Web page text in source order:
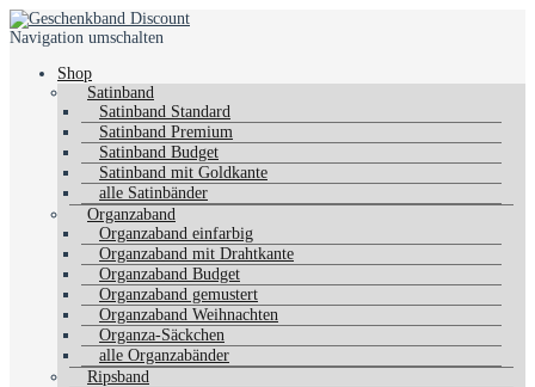
Navigation umschalten
Shop
Satinband
Satinband Standard
Satinband Premium
Satinband Budget
Satinband mit Goldkante
alle Satinbänder
Organzaband
Organzaband einfarbig
Organzaband mit Drahtkante
Organzaband Budget
Organzaband gemustert
Organzaband Weihnachten
Organza-Säckchen
alle Organzabänder
Ripsband